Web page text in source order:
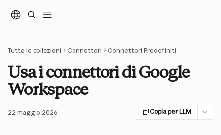
Tutte le collezioni Connettori Connettori Predefiniti
Usa i connettori di Google
Workspace
22 maggio 2026 Copia per LLM